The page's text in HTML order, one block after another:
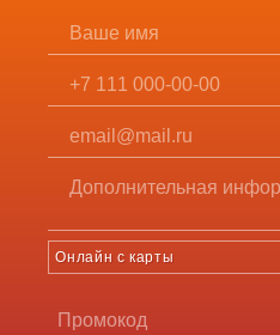
Онлайн с карты